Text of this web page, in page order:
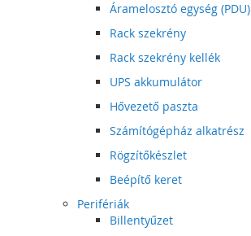
Áramelosztó egység (PDU)
Rack szekrény
Rack szekrény kellék
UPS akkumulátor
Hővezető paszta
Számítógépház alkatrész
Rögzítőkészlet
Beépítő keret
Perifériák
Billentyűzet